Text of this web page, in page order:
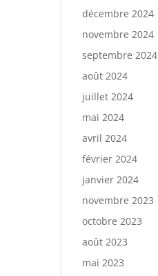
décembre 2024
novembre 2024
septembre 2024
août 2024
juillet 2024
mai 2024
avril 2024
février 2024
janvier 2024
novembre 2023
octobre 2023
août 2023
mai 2023